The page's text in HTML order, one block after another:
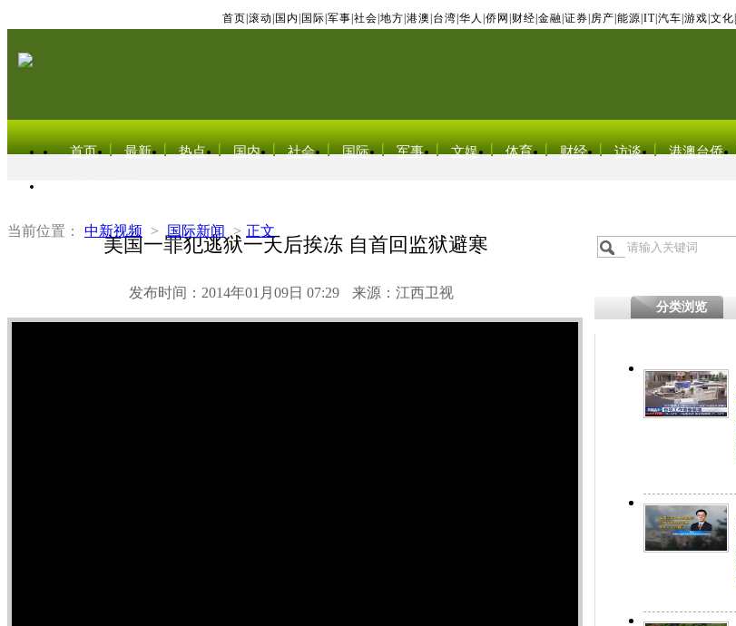
首页 滚动 国内 国际 军事 社会 地方 港澳 台湾 华人 侨网 财经 金融 证券 房产 能源 IT| 汽车 游戏 文化
首页 最新 热点 国内 社会 国际 军事 文娱 体育 财经 访谈 港澳台侨
当前位置： 中新视频 > 国际新闻 > 正文
美国一罪犯逃狱一天后挨冻 自首回监狱避寒
发布时间：2014年01月09日 07:29 来源：江西卫视
分类浏览